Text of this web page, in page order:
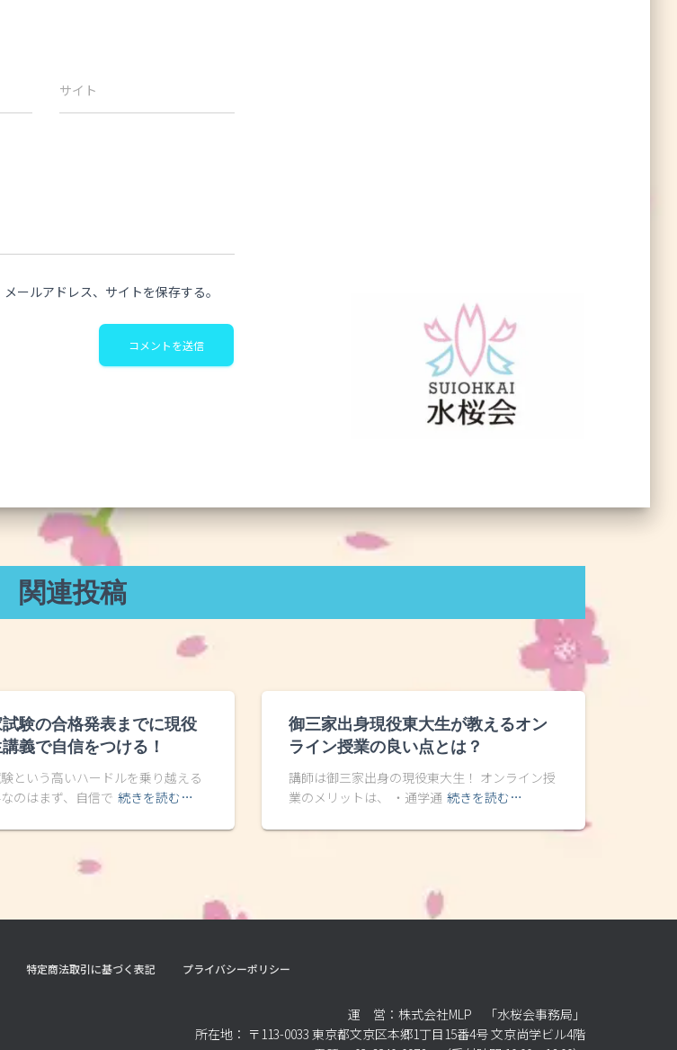
サイト
ールアドレス、サイトを保存する。
関連投稿
試験の合格発表までに現役
義で自信をつける！
という高いハードルを乗り越える
のはまず、自信で 続きを読む…
御三家出身現役東大生が教えるオン
ライン授業の良い点とは？
講師は御三家出身の現役東大生！ オンライン授
業のメリットは、 ・通学通 続きを読む…
特定商法取引に基づく表記 プライバシーポリシー
運 営：株式会社MLP 「水桜会事務局」
所在地： 〒113-0033 東京都文京区本郷1丁目15番4号 文京尚学ビル4階